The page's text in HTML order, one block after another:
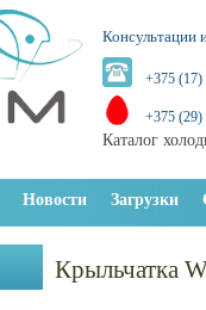
Консультации
+375 (17)
+375 (29)
Каталог
Новости Загрузки
Крыльчатка